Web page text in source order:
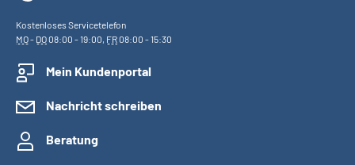
Kostenloses Servicetelefon
MO- DO08:00 - 19:00, FR08:00 - 15:30
Mein Kundenportal
Nachricht schreiben
Beratung